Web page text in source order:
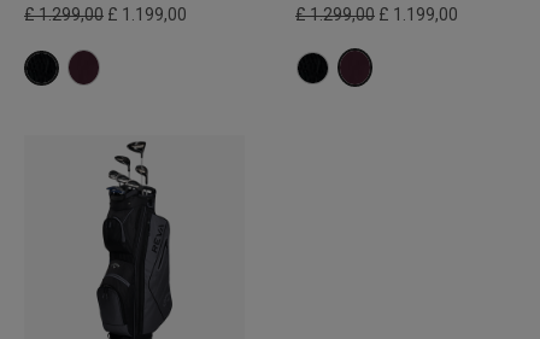
£ 1.299,00 £ 1.199,00 £ 1.299,00 £ 1.199,00